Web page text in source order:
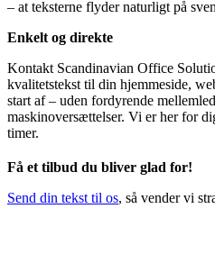
– at teksterne flyder naturligt på
Enkelt og direkte
Kontakt Scandinavian Office
kvalitetstekst til din hjemmeside,
start af – uden fordyrende
maskinoversættelser. Vi er her for
timer.
Få et tilbud du bliver glad for!
Send din tekst til os, så vender vi